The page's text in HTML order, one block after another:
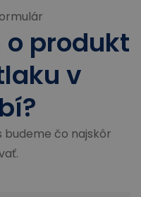
o produkt
v
čo najskôr